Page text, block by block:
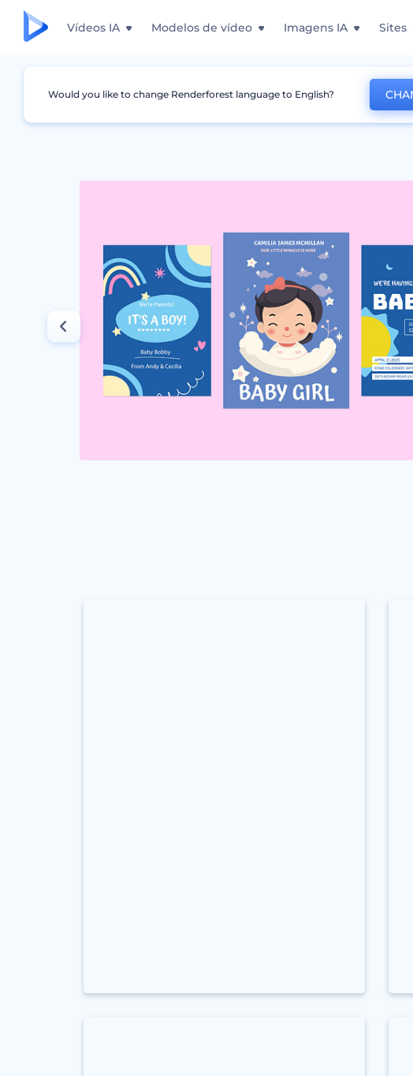
Vídeos IA Modelos de vídeo Imagens IA Sites
Design Gráfico Anúncios Anúncios Coloridos de
Would you like to change Renderforest language to English?